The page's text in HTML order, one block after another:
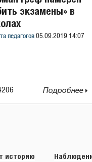
экзамены» в
педагогов 05.09.2019 14:07
Подробнее
историю